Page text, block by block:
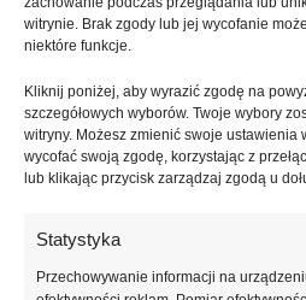
witrynie. Brak zgody lub jej wycofanie
niektóre funkcje.
Kliknij poniżej, aby wyrazić zgodę na
szczegółowych wyborów. Twoje wybory
witryny. Możesz zmienić swoje ustawienia
wycofać swoją zgodę, korzystając z
lub klikając przycisk zarządzaj zgodą u
Statystyka
Przechowywanie informacji na
wzmacnianie paznokci
Opis
NAILSOFTHEDAY Liquid Acrygel 02
mleczny płynny akrylożel w słoiczku 15
ostatniej kropli. Innowacyjna formuła
Idealny do wzmacniania,